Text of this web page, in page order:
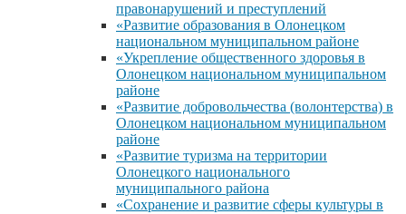
правонарушений и преступлений
«Развитие образования в Олонецком
национальном муниципальном районе
«Укрепление общественного здоровья в
Олонецком национальном муниципальном
районе
«Развитие добровольчества (волонтерства) в
Олонецком национальном муниципальном
районе
«Развитие туризма на территории
Олонецкого национального
муниципального района
«Сохранение и развитие сферы культуры в